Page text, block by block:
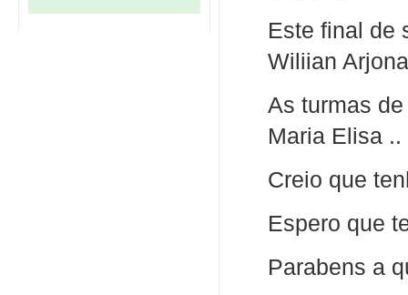
Este final de
Wiliian
As turmas
Maria Elisa ..
Creio que
Espero que
Parabens a